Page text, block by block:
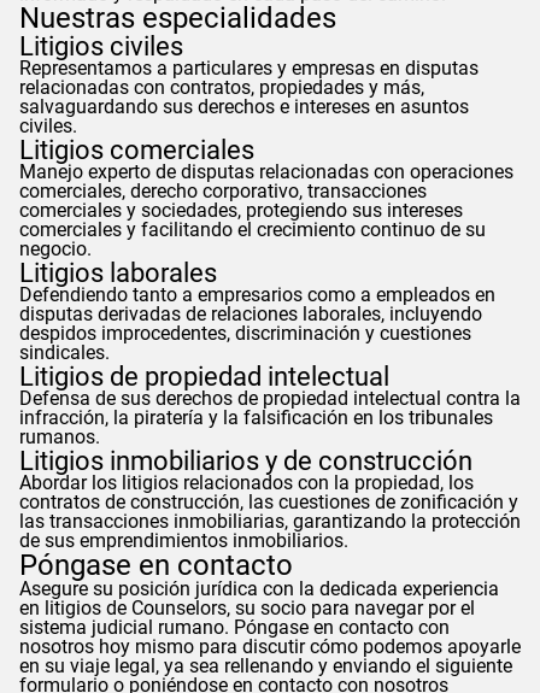
Nuestras especialidades
Litigios civiles
Representamos a particulares y empresas en disputas
relacionadas con contratos, propiedades y más,
salvaguardando sus derechos e intereses en asuntos
civiles.
Litigios comerciales
Manejo experto de disputas relacionadas con operaciones
comerciales, derecho corporativo, transacciones
comerciales y sociedades, protegiendo sus intereses
comerciales y facilitando el crecimiento continuo de su
negocio.
Litigios laborales
Defendiendo tanto a empresarios como a empleados en
disputas derivadas de relaciones laborales, incluyendo
despidos improcedentes, discriminación y cuestiones
sindicales.
Litigios de propiedad intelectual
Defensa de sus derechos de propiedad intelectual contra la
infracción, la piratería y la falsificación en los tribunales
rumanos.
Litigios inmobiliarios y de construcción
Abordar los litigios relacionados con la propiedad, los
contratos de construcción, las cuestiones de zonificación y
las transacciones inmobiliarias, garantizando la protección
de sus emprendimientos inmobiliarios.
Póngase en contacto
Asegure su posición jurídica con la dedicada experiencia
en litigios de Counselors, su socio para navegar por el
sistema judicial rumano. Póngase en contacto con
nosotros hoy mismo para discutir cómo podemos apoyarle
en su viaje legal, ya sea rellenando y enviando el siguiente
formulario o poniéndose en contacto con nosotros